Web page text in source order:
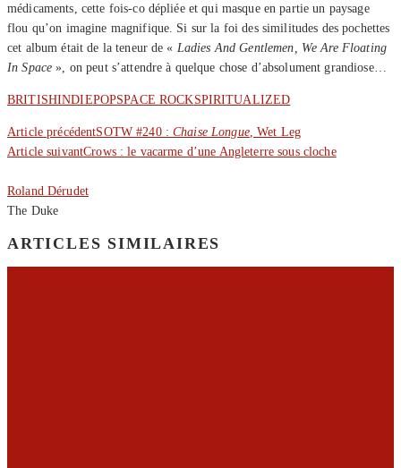
médicaments, cette fois-co dépliée et qui masque en partie un paysage
flou qu’on imagine magnifique. Si sur la foi des similitudes des pochettes
cet album était de la teneur de « Ladies And Gentlemen, We Are Floating
In Space », on peut s’attendre à quelque chose d’absolument grandiose…
BRITISHINDIEPOPSPACE ROCKSPIRITUALIZED
Article précédentSOTW #240 :Chaise Longue, Wet Leg
Article suivantCrows : le vacarme d’une Angleterre sous cloche
Roland Dérudet
The Duke
ARTICLES SIMILAIRES